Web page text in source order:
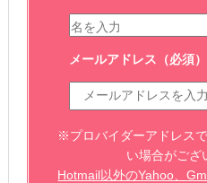
メールアドレス （必須）
※プロバイダーアドレス
い場合がござ
Hotmail以外のYahoo、